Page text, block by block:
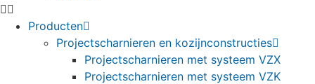
Producten
Projectscharnieren en kozijnconstructies
Projectscharnieren met systeem VZX
Projectscharnieren met systeem VZK